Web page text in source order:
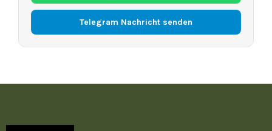
Telegram Nachricht senden